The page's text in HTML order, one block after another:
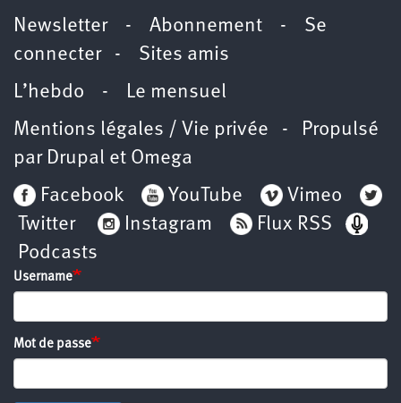
Newsletter- Abonnement - Se
connecter- Sites amis
L’hebdo - Le mensuel
Mentions légales / Vie privée - Propulsé
par Drupal et Omega
Facebook
YouTube
Vimeo
Twitter
Instagram
Flux RSS
Podcasts
Username
Mot de passe